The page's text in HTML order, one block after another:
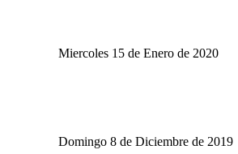
Miercoles 15 de Enero de 2020
Domingo 8 de Diciembre de 2019